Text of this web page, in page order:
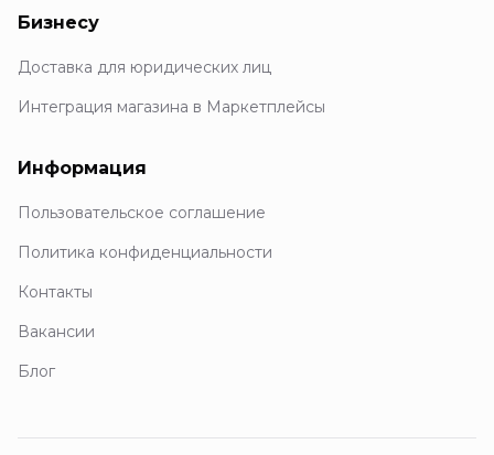
Бизнесу
Доставка для юридических лиц
Интеграция магазина в Маркетплейсы
Информация
Пользовательское соглашение
Политика конфиденциальности
Контакты
Вакансии
Блог